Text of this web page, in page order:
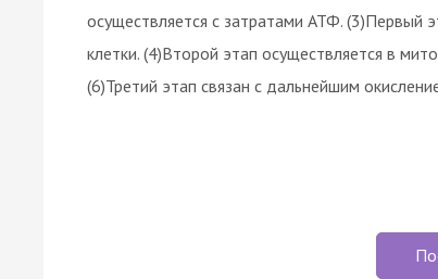
осуществляется с затратами АТФ. (3)Первый
клетки. (4)Второй этап осуществляется в
(6)Третий этап связан с дальнейшим